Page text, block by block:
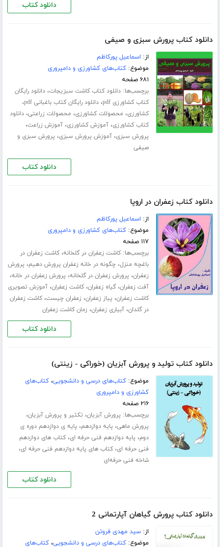
دانلود کتاب
دانلود کتاب پرورش سبزی و صیفی
از: اسماعیل پورکاظم
موضوع:کتاب‌های کشاورزی و دامپروری
۶۸۱ صفحه
برچسب‌ها:دانلود کتاب کاشت سبزیجات،دانلود رایگان
کتاب کشاورزی pdf
،دانلود رایگان کتاب باغبانی pdf ،
کشاورزی، محصولات کشاورزی، محصولات زراعتی،دانلود
کتاب کشاورزی،آموزش کشاورزی،آموزش زراعت،
پرورش سبزی،آموزش پرورش سبزی، پرورش سبزی و
صیفی
دانلود کتاب
دانلود کتاب زعفران در اروپا
از: اسماعیل پورکاظم
موضوع:کتاب‌های کشاورزی و دامپروری
۱۱۷ صفحه
برچسب‌ها:کاشت زعفران در گلخانه،کاشت زعفران در
باغچه منزل، چگونه در خانه زعفران پرورش دهیم، پرورش
زعفران، پرورش زعفران در گلخانه، پرورش زعفران در خانه،
آفت زعفران،گیاه زعفران،کاشت زعفران،آموزش تصویری
کاشت زعفران، پیاز زعفران، زعفران چیست،کاشت زعفران
در گلدان،آبیاری زعفران، زمان کاشت زعفران
دانلود کتاب
دانلود کتاب تولید و پرورش آبزیان (خوراکی - زینتی)
موضوع:کتاب‌های درسی و دانشجویی،کتاب‌های
کشاورزی و دامپروری
۲۱۶ صفحه
برچسب‌ها: پرورش آبزیان، تکثیر و پرورش آبزیان،
پرورش ماهی، پایه دوازدهم، پایه ی دوازدهم دوره ی
دوم، پایه دوازدهم فنی حرفه ای،کتاب های دوازدهم
فنی حرفه ای،کتاب های پایه دوازدهم فنی حرفه ای،
شاخه فنی حرفه‌ای
دانلود کتاب
دانلود کتاب پرورش گیاهان آپارتمانی 2
از:سید مهدی فروتن
موضوع:کتاب‌های درسی و دانشجویی،کتاب‌های